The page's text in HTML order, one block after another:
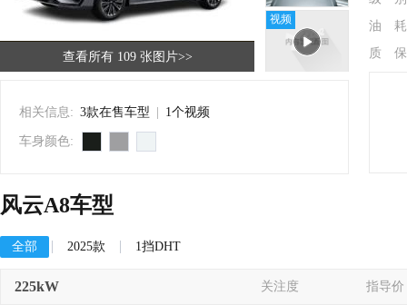
查看所有 109 张图片>>
视频
相关信息: 3款在售车型 1个视频
车身颜色:
油 耗
质 保
风云A8车型
全部 2025款 1挡DHT
225kW 关注度 指导价